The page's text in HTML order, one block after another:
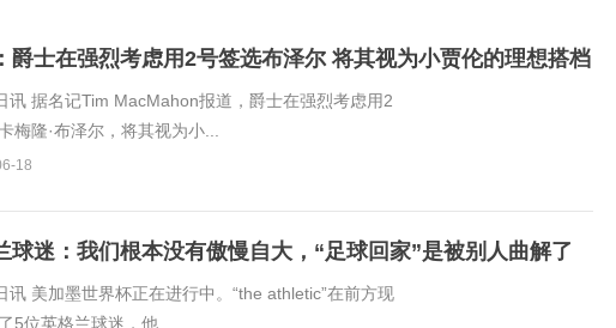
爵士在强烈考虑用2号签选布泽尔 将其视为小贾伦的理想搭档
讯 据名记Tim MacMahon报道，爵士在强烈考虑用2
梅隆·布泽尔，将其视为小...
18
球迷：我们根本没有傲慢自大，“足球回家”是被别人曲解了
讯 美加墨世界杯正在进行中。“the athletic”在前方现
5位英格兰球迷，他...